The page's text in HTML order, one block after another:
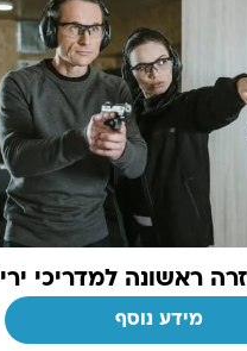
ראשונה למדריכי ירי
מידע נוסף